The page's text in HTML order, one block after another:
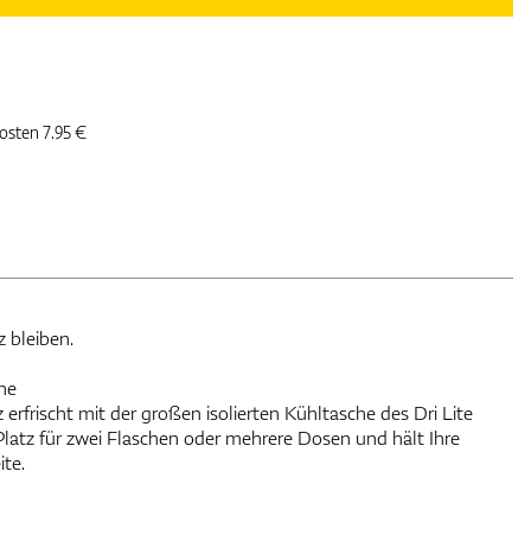
7.95 €
bleiben.
erfrischt mit der großen isolierten Kühltasche des Dri Lite
für zwei Flaschen oder mehrere Dosen und hält Ihre